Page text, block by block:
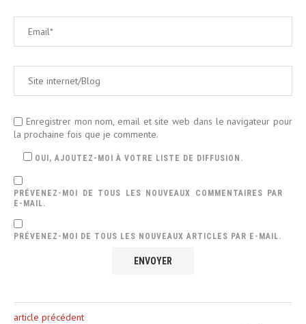
Enregistrer mon nom, email et site web dans le navigateur pour
la prochaine fois que je commente.
OUI, AJOUTEZ-MOI À VOTRE LISTE DE DIFFUSION.
PRÉVENEZ-MOI DE TOUS LES NOUVEAUX COMMENTAIRES PAR
E-MAIL.
PRÉVENEZ-MOI DE TOUS LES NOUVEAUX ARTICLES PAR E-MAIL.
article précédent